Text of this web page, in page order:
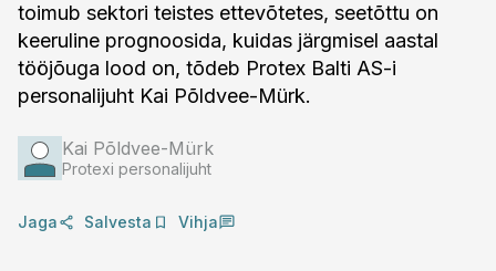
toimub sektori teistes ettevõtetes, seetõttu on
keeruline prognoosida, kuidas järgmisel aastal
tööjõuga lood on, tõdeb Protex Balti AS-i
personalijuht Kai Põldvee-Mürk.
Kai Põldvee-Mürk
Protexi personalijuht
Jaga Salvesta Vihja